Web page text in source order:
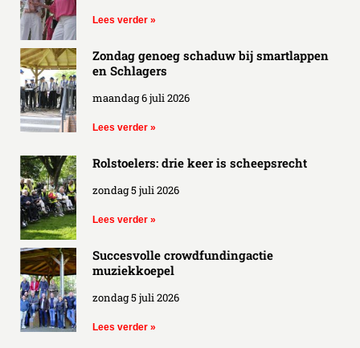
Lees verder »
Zondag genoeg schaduw bij smartlappen
en Schlagers
maandag 6 juli 2026
Lees verder »
Rolstoelers: drie keer is scheepsrecht
zondag 5 juli 2026
Lees verder »
Succesvolle crowdfundingactie
muziekkoepel
zondag 5 juli 2026
Lees verder »